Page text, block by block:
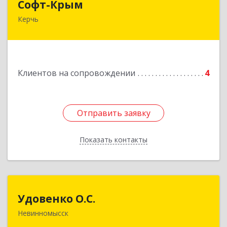
Софт-Крым
Керчь
Клиентов на сопровождении 4
Отправить заявку
Показать контакты
Республика Калмыкия, г. Элиста, ул. Губаревича,
Отправить заявку
Назад
Удовенко О.С.
Невинномысск
357 100, г.Невинномысск, ул.Революцеонная,